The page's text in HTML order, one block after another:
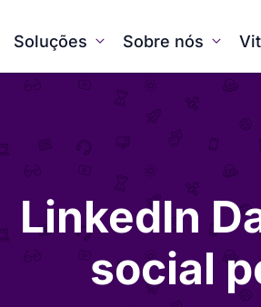
Soluções Sobre nós
LinkedIn
social